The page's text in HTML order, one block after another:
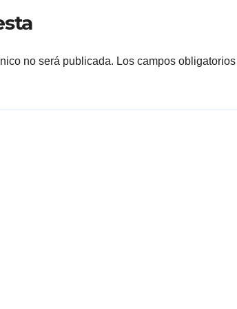
no será publicada. Los campos